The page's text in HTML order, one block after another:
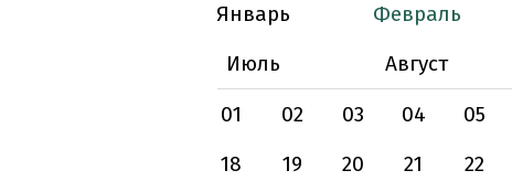
Январь
Февраль
Июль
Август
01
02 03 04 05
18
19 20 21 22